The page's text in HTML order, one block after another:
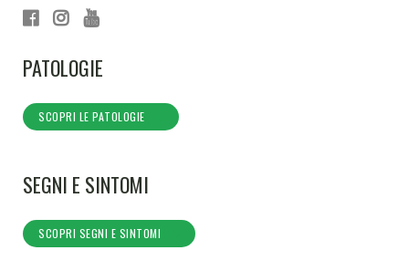
PATOLOGIE
SCOPRI LE PATOLOGIE
SEGNI E SINTOMI
SCOPRI SEGNI E SINTOMI